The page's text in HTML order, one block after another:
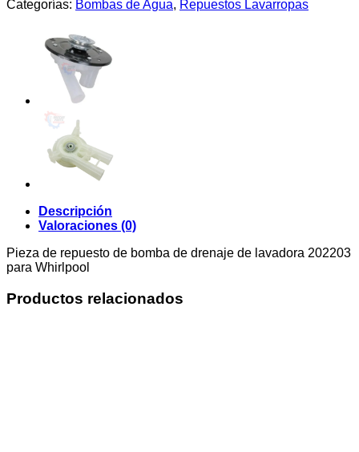
Maytag
cantidad
Categorías: Bombas de Agua, Repuestos Lavarropas
Descripción
Valoraciones (0)
Pieza de repuesto de bomba de drenaje de lavadora 202203
para Whirlpool
Productos relacionados